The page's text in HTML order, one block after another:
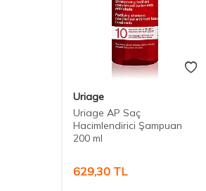
Uriage
Uriage AP Saç
Hacimlendirici Şampuan
200 ml
629,30 TL